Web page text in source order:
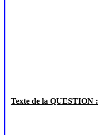
Texte de la QUESTION :